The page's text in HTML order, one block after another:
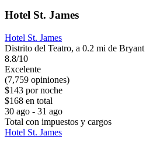
Hotel St. James
Hotel St. James
Distrito del Teatro, a 0.2 mi de
8.8/10
Excelente
(7,759 opiniones)
$143 por noche
$168 en total
30 ago - 31 ago
Total con impuestos y cargos
Hotel St. James